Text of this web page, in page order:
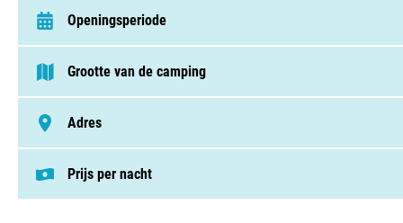
Openingsperiode
van 6 april t/m 27 september
Grootte van de camping
75 - 250 plaatsen
Adres
4 Route Sarrogna - Pont De Vaux, 39270 Orgelet, Frankrijk
Prijs per nacht
Staanplaatsen v.a. € 22,50